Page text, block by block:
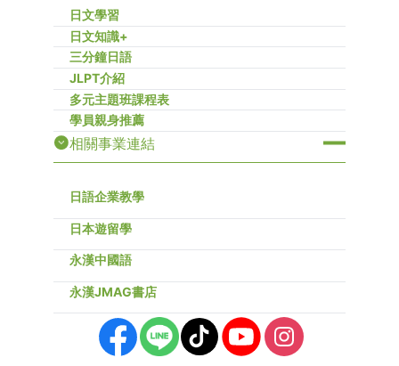
日文學習
日文知識+
三分鐘日語
JLPT介紹
多元主題班課程表
學員親身推薦
相關事業連結
日語企業教學
日本遊留學
永漢中國語
永漢JMAG書店